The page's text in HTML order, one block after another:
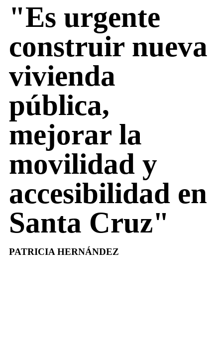
"Es urgente
construir nueva
vivienda
pública,
mejorar la
movilidad y
accesibilidad en
Santa Cruz"
PATRICIA HERNÁNDEZ